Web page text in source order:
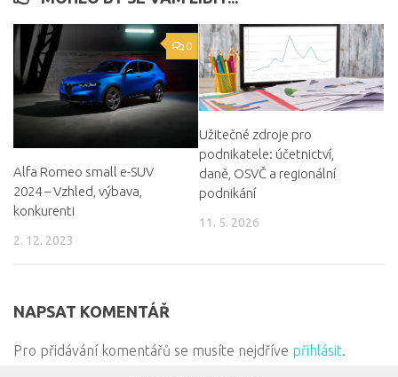
0
Alfa Romeo small e-SUV
2024 – Vzhled, výbava,
konkurenti
2. 12. 2023
Užitečné zdroje pro
podnikatele: účetnictví,
daně, OSVČ a regionální
podnikání
11. 5. 2026
NAPSAT KOMENTÁŘ
Pro přidávání komentářů se musíte nejdříve přihlásit.